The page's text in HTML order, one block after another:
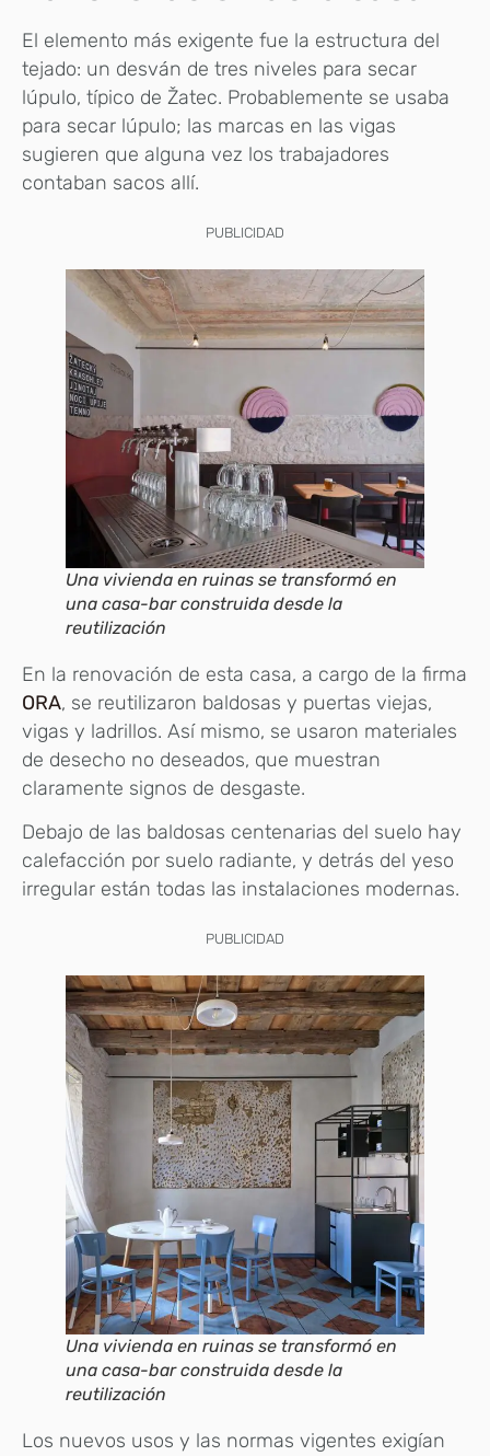
El elemento más exigente fue la estructura del
tejado: un desván de tres niveles para secar
lúpulo, típico de Žatec. Probablemente se usaba
para secar lúpulo; las marcas en las vigas
sugieren que alguna vez los trabajadores
contaban sacos allí.
PUBLICIDAD
Una vivienda en ruinas se transformó en
una casa-bar construida desde la
reutilización
En la renovación de esta casa, a cargo de la firma
ORA, se reutilizaron baldosas y puertas viejas,
vigas y ladrillos. Así mismo, se usaron materiales
de desecho no deseados, que muestran
claramente signos de desgaste.
Debajo de las baldosas centenarias del suelo hay
calefacción por suelo radiante, y detrás del yeso
irregular están todas las instalaciones modernas.
PUBLICIDAD
Una vivienda en ruinas se transformó en
una casa-bar construida desde la
reutilización
Los nuevos usos y las normas vigentes exigían